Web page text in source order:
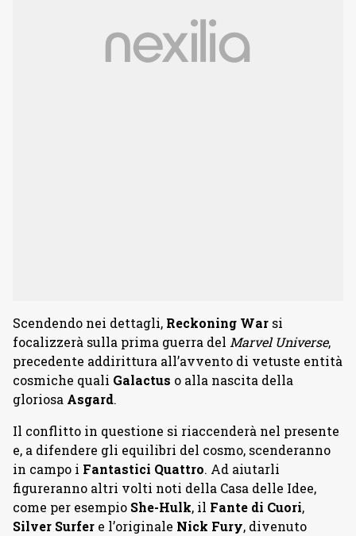
Scendendo nei dettagli, Reckoning War si
focalizzerà sulla prima guerra del Marvel Universe,
precedente addirittura all’avvento di vetuste entità
cosmiche quali Galactus o alla nascita della
gloriosa Asgard.
Il conflitto in questione si riaccenderà nel presente
e, a difendere gli equilibri del cosmo, scenderanno
in campo i Fantastici Quattro. Ad aiutarli
figureranno altri volti noti della Casa delle Idee,
come per esempio She-Hulk, il Fante di Cuori,
Silver Surfer e l’originale Nick Fury, divenuto